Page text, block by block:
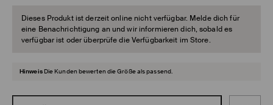
Dieses Produkt ist derzeit online nicht verfügbar. Melde dich für
eine Benachrichtigung an und wir informieren dich, sobald es
verfügbar ist oder überprüfe die Verfügbarkeit im Store.
Hinweis Die Kunden bewerten die Größe als passend.